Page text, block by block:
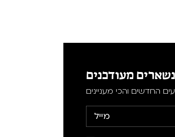
נשארים מעודכנים
החדשים והכי מעניינים